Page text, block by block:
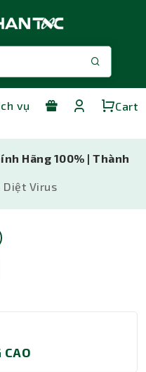
vụ Cart
Hãng 100% | Thành
Diệt Virus
CAO